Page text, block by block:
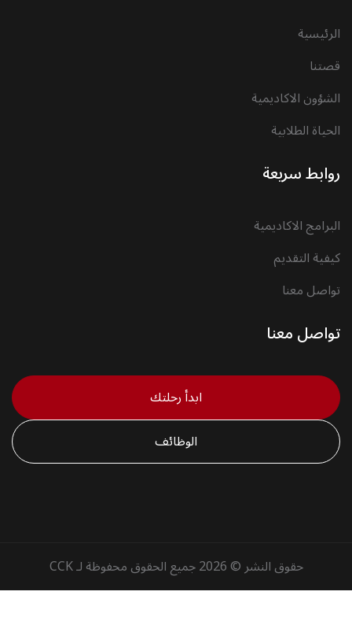
الرئيسية
قصتنا
الشؤون الاكاديمية
الحياة الطلابية
روابط سريعة
البرامج الاكاديمية
كيفية التقديم
تواصل معنا
تواصل معنا
ابدأ رحلتك
الوظائف
حقوق النشر © 2026 جميع الحقوق محفوظة لـ CCK